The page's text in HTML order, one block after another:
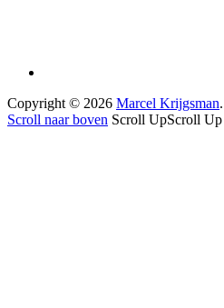
Copyright © 2026 Marcel Krijgsman
Scroll naar boven Scroll UpScroll Up